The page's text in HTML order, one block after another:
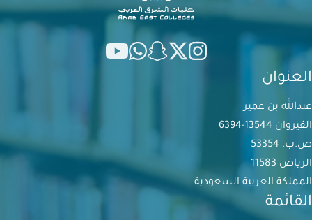
العنوان
عبدالله بن عمير
القيروان 13544-6394
ص.ب. 53354
الرياض 11583
المملكة العربية السعودية
القائمة